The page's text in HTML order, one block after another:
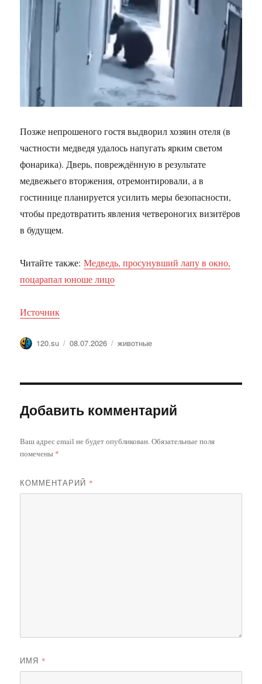
Позже непрошеного гостя выдворил хозяин отеля (в
частности медведя удалось напугать ярким светом
фонарика). Дверь, повреждённую в результате
медвежьего вторжения, отремонтировали, а в
гостинице планируется усилить меры безопасности,
чтобы предотвратить явления четвероногих визитёров
в будущем.
Читайте также:Медведь, просунувший лапу в окно,
поцарапал юноше лицо
Источник
Автор
120.su Опубликовано
08.07.2026 Метки
животные
Добавить комментарий
Ваш адрес email не будет опубликован.Обязательные поля
помечены *
КОММЕНТАРИЙ *
ИМЯ *